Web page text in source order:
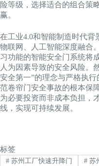
险等级，选择适合的组合策
赢。
在工业4.0和智能制造时代
物联网、人工智能深度融合
习功能的智能安全门系统将
人为因素导致的安全风险。
安全第一”的理念与严格执
范卷帘门安全事故的根本保
为必要投资而非成本负担，
线，实现可持续发展。
标签
#苏州工厂快速升降门 #苏